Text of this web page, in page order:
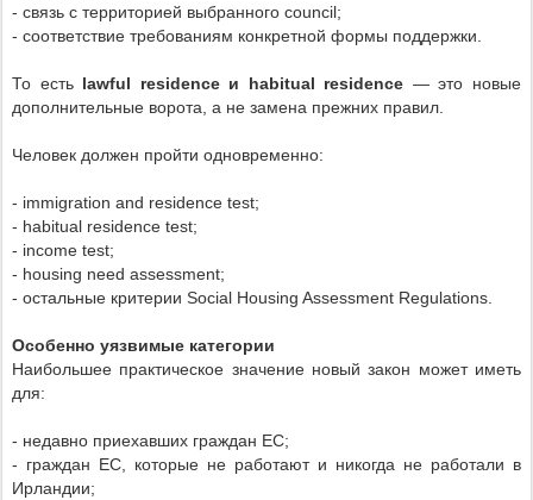
- связь с территорией выбранного council;
- соответствие требованиям конкретной формы поддержки.
То естьlawful residence и habitual residence — это новые
дополнительные ворота, а не замена прежних правил.
Человек должен пройти одновременно:
- immigration and residence test;
- habitual residence test;
- income test;
- housing need assessment;
- остальные критерии Social Housing Assessment Regulations.
Особенно уязвимые категории
Наибольшее практическое значение новый закон может иметь
для:
- недавно приехавших граждан ЕС;
- граждан ЕС, которые не работают и никогда не работали в
Ирландии;